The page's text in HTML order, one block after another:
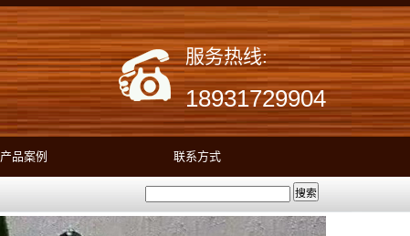
服务热线:
18931729904
产品案例 联系方式
搜索